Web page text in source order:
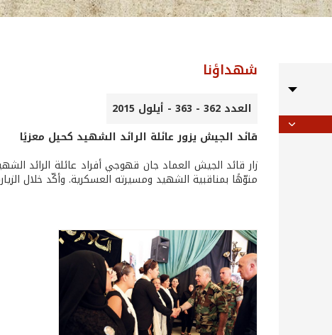
شهداؤنا
العدد 362 - 363 - أيلول 2015
قائد الجيش يزور عائلة الرائد الشهيد كحيل معزيًا
زار قائد الجيش العماد جان قهوجي أفراد عائلة الرائد
منوّهًا بمناقبية الشهيد ومسيرته العسكرية. وأكّد خلال